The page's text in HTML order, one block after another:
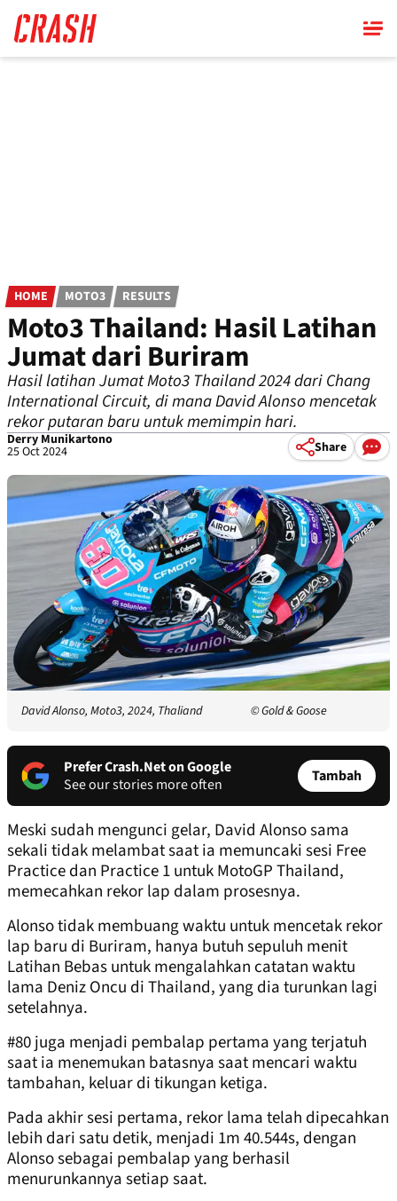
main
content
HOME MOTO3 RESULTS
Moto3 Thailand: Hasil Latihan
Jumat dari Buriram
Hasil latihan Jumat Moto3 Thailand 2024 dari Chang
International Circuit, di mana David Alonso mencetak
rekor putaran baru untuk memimpin hari.
Derry Munikartono
25 Oct 2024 Share
David Alonso, Moto3, 2024, Thaliand © Gold & Goose
Prefer Crash.Net on Google
See our stories more often
Tambah
Meski sudah mengunci gelar, David Alonso sama
sekali tidak melambat saat ia memuncaki sesi Free
Practice dan Practice 1 untuk MotoGP Thailand,
memecahkan rekor lap dalam prosesnya.
Alonso tidak membuang waktu untuk mencetak rekor
lap baru di Buriram, hanya butuh sepuluh menit
Latihan Bebas untuk mengalahkan catatan waktu
lama Deniz Oncu di Thailand, yang dia turunkan lagi
setelahnya.
#80 juga menjadi pembalap pertama yang terjatuh
saat ia menemukan batasnya saat mencari waktu
tambahan, keluar di tikungan ketiga.
Pada akhir sesi pertama, rekor lama telah dipecahkan
lebih dari satu detik, menjadi 1m 40.544s, dengan
Alonso sebagai pembalap yang berhasil
menurunkannya setiap saat.